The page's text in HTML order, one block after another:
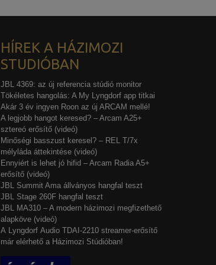
HÍREK A HÁZIMOZI
STUDIÓBAN
JBL 4369: az új referencia stúdió monitor
Tökéletes hangolás: A My Lyngdorf app titkai
Akár 3 év ingyen Roon az új ARCAM mellé!
A legjobb hangot keresed? – Arcam A25+
sztereó erősítő (videó)
Minőségi basszust keresel? – REL T/7x
mélyláda áttekintése (videó)
Ennyiért is lehet jó hifid – Arcam Radia A5+
erősítő (videó)
JBL Summit Ama állványos hangfal teszt
JBL Stage 260F hangfal teszt
JBL MA310 – A modern házimozi megfizethető
alapköve (videó)
A Lyngdorf Audio TDAI-2210 streamer-erősítő
már elérhető a Házimozi Stúdióban!